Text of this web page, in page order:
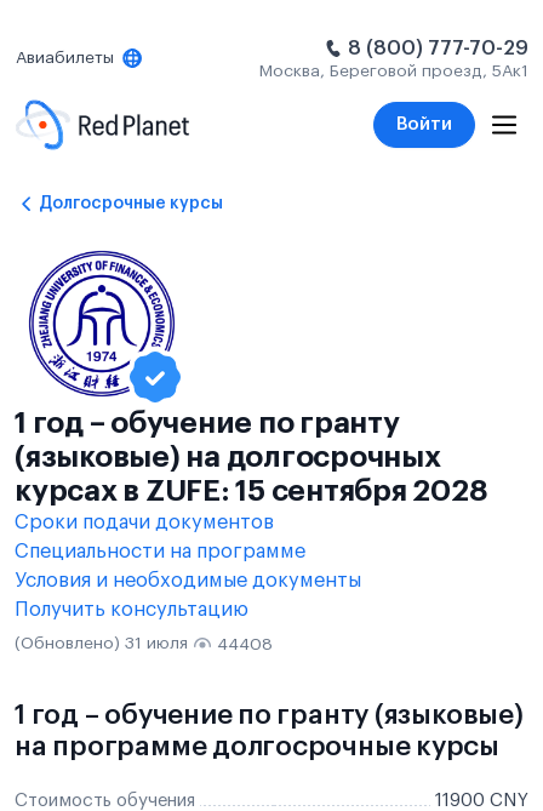
Авиабилеты 8 (800) 777-70-29
Москва, Береговой проезд, 5Ак1
Войти
Долгосрочные курсы
1 год – обучение по гранту
(языковые) на долгосрочных
курсах в ZUFE: 15 сентября 2028
Сроки подачи документов
Специальности на программе
Условия и необходимые документы
Получить консультацию
(Обновлено) 31 июля 44408
1 год – обучение по гранту (языковые)
на программе долгосрочные курсы
Стоимость обучения 11900 CNY